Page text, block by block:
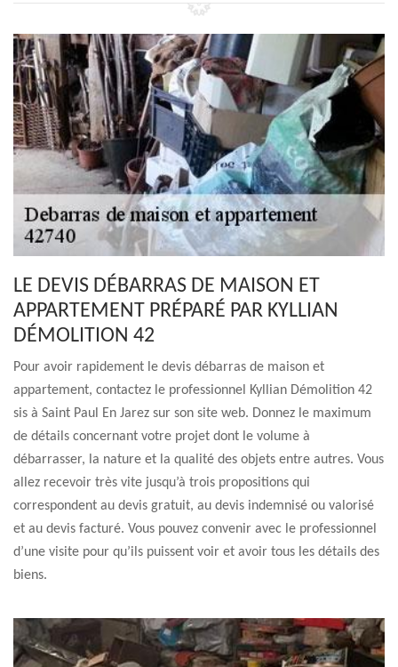
LE DEVIS DÉBARRAS DE MAISON ET
APPARTEMENT PRÉPARÉ PAR KYLLIAN
DÉMOLITION 42
Pour avoir rapidement le devis débarras de maison et
appartement, contactez le professionnel Kyllian Démolition 42
sis à Saint Paul En Jarez sur son site web. Donnez le maximum
de détails concernant votre projet dont le volume à
débarrasser, la nature et la qualité des objets entre autres. Vous
allez recevoir très vite jusqu’à trois propositions qui
correspondent au devis gratuit, au devis indemnisé ou valorisé
et au devis facturé. Vous pouvez convenir avec le professionnel
d’une visite pour qu’ils puissent voir et avoir tous les détails des
biens.